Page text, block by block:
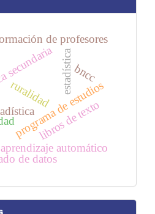
estadística
de profesores
programa de estudios
bncc
aprendizaje automático
de datos
ruralidad
libros de texto